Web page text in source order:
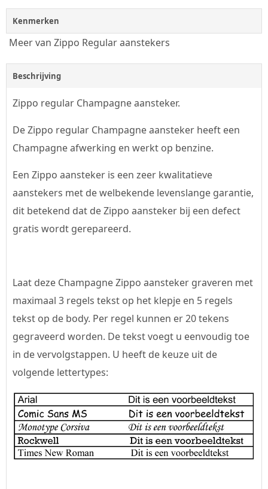
Kenmerken
Meer van Zippo Regular aanstekers
Beschrijving
Zippo regular Champagne aansteker.
De Zippo regular Champagne aansteker heeft een
Champagne afwerking en werkt op benzine.
Een Zippo aansteker is een zeer kwalitatieve
aanstekers met de welbekende levenslange garantie,
dit betekend dat de Zippo aansteker bij een defect
gratis wordt gerepareerd.
Laat deze Champagne Zippo aansteker graveren met
maximaal 3 regels tekst op het klepje en 5 regels
tekst op de body. Per regel kunnen er 20 tekens
gegraveerd worden. De tekst voegt u eenvoudig toe
in de vervolgstappen. U heeft de keuze uit de
volgende lettertypes: